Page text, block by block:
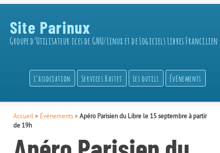
Site Parinux
Groupe d’Utilisateur·ices de GNU/Linux et de Logiciels Libres Francilien
L’association Services Bastet Les outils Événements
Accueil > Événements> Apéro Parisien du Libre le 15 septembre à partir
de 19h